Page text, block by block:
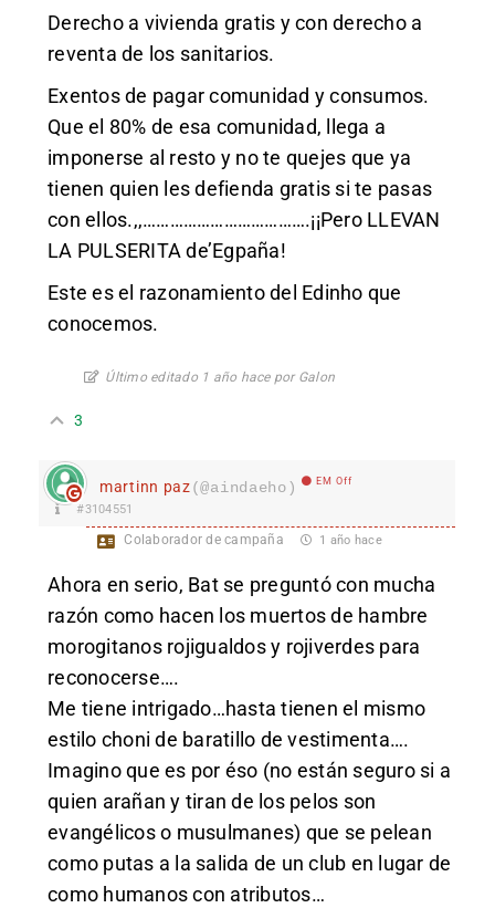
Derecho a vivienda gratis y con derecho a
reventa de los sanitarios.
Exentos de pagar comunidad y consumos.
Que el 80% de esa comunidad, llega a
imponerse al resto y no te quejes que ya
tienen quien les defienda gratis si te pasas
con ellos.,,……………………………….¡¡Pero LLEVAN
LA PULSERITA de’Egpaña!
Este es el razonamiento del Edinho que
conocemos.
Último editado 1 año hace por Galon
3
martinn paz(@aindaeho) EM Off
#3104551
Colaborador de campaña 1 año hace
Ahora en serio, Bat se preguntó con mucha
razón como hacen los muertos de hambre
morogitanos rojigualdos y rojiverdes para
reconocerse….
Me tiene intrigado…hasta tienen el mismo
estilo choni de baratillo de vestimenta….
Imagino que es por éso (no están seguro si a
quien arañan y tiran de los pelos son
evangélicos o musulmanes) que se pelean
como putas a la salida de un club en lugar de
como humanos con atributos…